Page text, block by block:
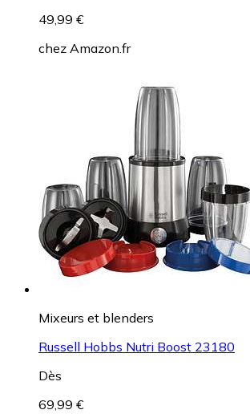
49,99 €
chez Amazon.fr
Mixeurs et blenders
Russell Hobbs Nutri Boost 23180
Dès
69,99 €